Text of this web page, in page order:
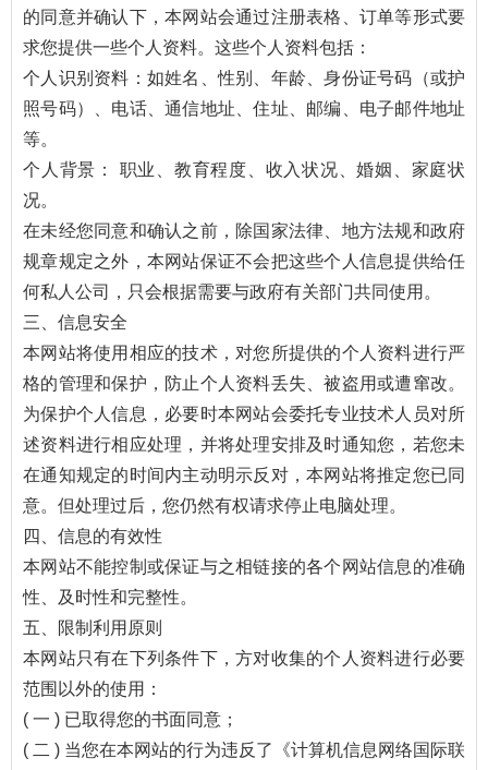
的同意并确认下，本网站会通过注册表格、订单等形式要
求您提供一些个人资料。这些个人资料包括：
个人识别资料：如姓名、性别、年龄、身份证号码（或护
照号码）、电话、通信地址、住址、邮编、电子邮件地址
等。
个人背景： 职业、教育程度、收入状况、婚姻、家庭状
况。
在未经您同意和确认之前，除国家法律、地方法规和政府
规章规定之外，本网站保证不会把这些个人信息提供给任
何私人公司，只会根据需要与政府有关部门共同使用。
三、信息安全
本网站将使用相应的技术，对您所提供的个人资料进行严
格的管理和保护，防止个人资料丢失、被盗用或遭窜改。
为保护个人信息，必要时本网站会委托专业技术人员对所
述资料进行相应处理，并将处理安排及时通知您，若您未
在通知规定的时间内主动明示反对，本网站将推定您已同
意。但处理过后，您仍然有权请求停止电脑处理。
四、信息的有效性
本网站不能控制或保证与之相链接的各个网站信息的准确
性、及时性和完整性。
五、限制利用原则
本网站只有在下列条件下，方对收集的个人资料进行必要
范围以外的使用：
( 一 ) 已取得您的书面同意；
( 二 ) 当您在本网站的行为违反了《计算机信息网络国际联